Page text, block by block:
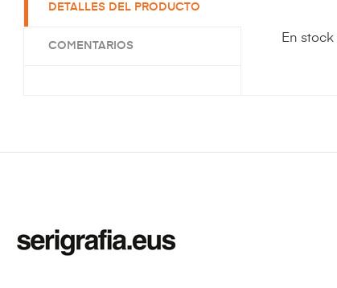
DETALLES DEL PRODUCTO
COMENTARIOS
En stock